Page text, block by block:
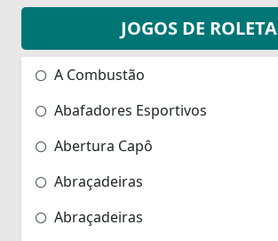
JOGOS DE ROLETA
A Combustão
Abafadores Esportivos
Abertura Capô
Abraçadeiras
Abraçadeiras